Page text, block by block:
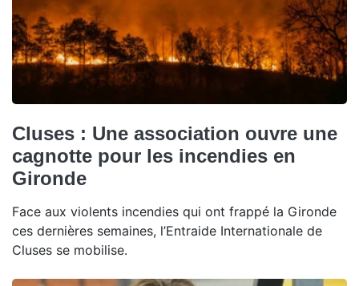
Cluses : Une association ouvre une
cagnotte pour les incendies en
Gironde
Face aux violents incendies qui ont frappé la Gironde
ces dernières semaines, l’Entraide Internationale de
Cluses se mobilise.